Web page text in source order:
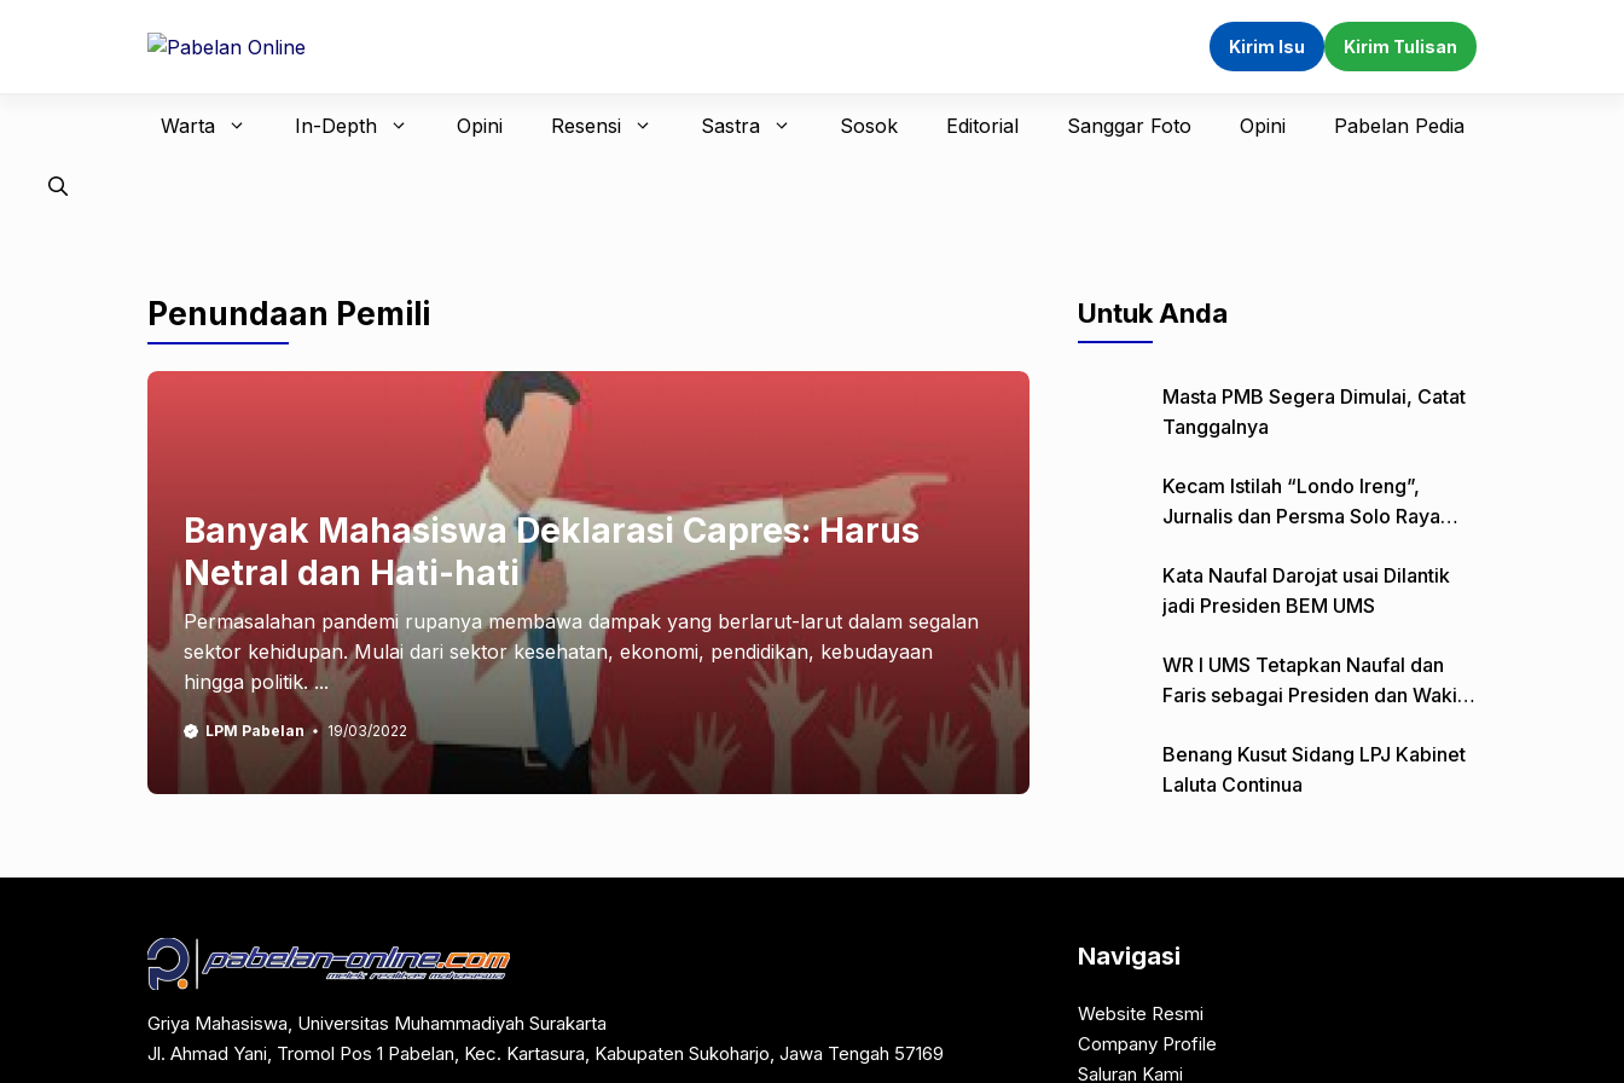
Kirim Isu Kirim Tulisan
Warta In-Depth Opini Resensi Sastra Sosok Editorial Sanggar Foto Opini Pabelan Pedia
Penundaan Pemili
Banyak Mahasiswa Deklarasi Capres: Harus
Netral dan Hati-hati
Permasalahan pandemi rupanya membawa dampak yang berlarut-larut dalam segalan
sektor kehidupan. Mulai dari sektor kesehatan, ekonomi, pendidikan, kebudayaan
hingga politik. ...
LPM Pabelan 19/03/2022
Untuk Anda
Masta PMB Segera Dimulai, Catat
Tanggalnya
Kecam Istilah “Londo Ireng”,
Jurnalis dan Persma Solo Raya
Kata Naufal Darojat usai Dilantik
jadi Presiden BEM UMS
WR I UMS Tetapkan Naufal dan
Faris sebagai Presiden dan Wakil
Benang Kusut Sidang LPJ Kabinet
Laluta Continua
Griya Mahasiswa, Universitas Muhammadiyah Surakarta
Jl. Ahmad Yani, Tromol Pos 1 Pabelan, Kec. Kartasura, Kabupaten Sukoharjo, Jawa Tengah 57169
Navigasi
Website Resmi
Company Profile
Saluran Kami